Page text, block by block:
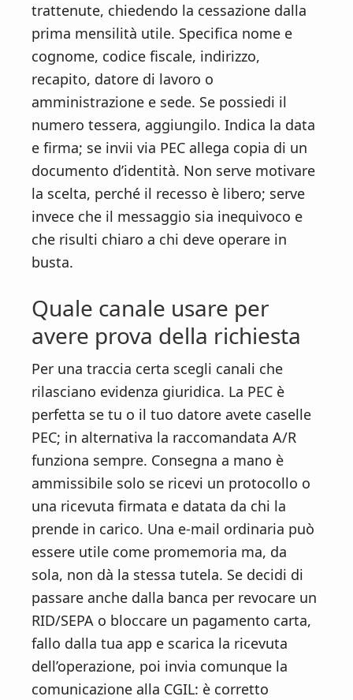
trattenute, chiedendo la cessazione dalla
prima mensilità utile. Specifica nome e
cognome, codice fiscale, indirizzo,
recapito, datore di lavoro o
amministrazione e sede. Se possiedi il
numero tessera, aggiungilo. Indica la data
e firma; se invii via PEC allega copia di un
documento d’identità. Non serve motivare
la scelta, perché il recesso è libero; serve
invece che il messaggio sia inequivoco e
che risulti chiaro a chi deve operare in
busta.
Quale canale usare per
avere prova della richiesta
Per una traccia certa scegli canali che
rilasciano evidenza giuridica. La PEC è
perfetta se tu o il tuo datore avete caselle
PEC; in alternativa la raccomandata A/R
funziona sempre. Consegna a mano è
ammissibile solo se ricevi un protocollo o
una ricevuta firmata e datata da chi la
prende in carico. Una e-mail ordinaria può
essere utile come promemoria ma, da
sola, non dà la stessa tutela. Se decidi di
passare anche dalla banca per revocare un
RID/SEPA o bloccare un pagamento carta,
fallo dalla tua app e scarica la ricevuta
dell’operazione, poi invia comunque la
comunicazione alla CGIL: è corretto